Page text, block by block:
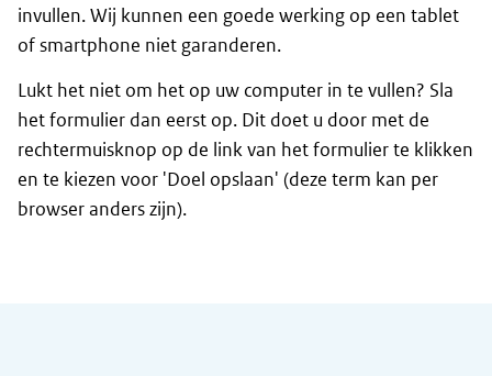
invullen. Wij kunnen een goede werking op een tablet
of smartphone niet garanderen.
Lukt het niet om het op uw computer in te vullen? Sla
het formulier dan eerst op. Dit doet u door met de
rechtermuisknop op de link van het formulier te klikken
en te kiezen voor 'Doel opslaan' (deze term kan per
browser anders zijn).